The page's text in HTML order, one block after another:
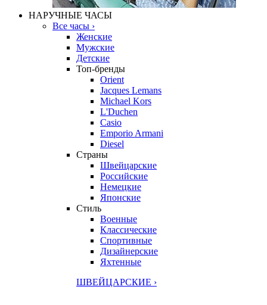
НАРУЧНЫЕ ЧАСЫ
Все часы ›
Женские
Мужские
Детские
Топ-бренды
Orient
Jacques Lemans
Michael Kors
L'Duchen
Casio
Emporio Armani
Diesel
Страны
Швейцарские
Российские
Немецкие
Японские
Стиль
Военные
Классические
Спортивные
Дизайнерские
Яхтенные
ШВЕЙЦАРСКИЕ ›